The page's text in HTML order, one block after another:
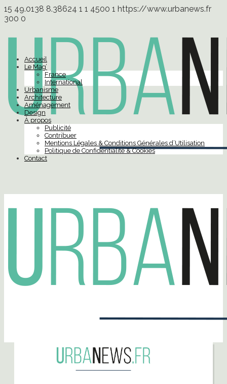
15 49.0138 8.38624 1 1 4500 1 https://www.urbanews.fr
300 0
Accueil
Le Mag’
France
International
Urbanisme
Architecture
Aménagement
Design
À propos
Publicité
Contribuer
Mentions Légales & Conditions Générales d’Utilisation
Politique de Confidentialité & Cookies
Contact